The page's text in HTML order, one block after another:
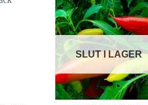
lägg
i
SLUT I LAGER